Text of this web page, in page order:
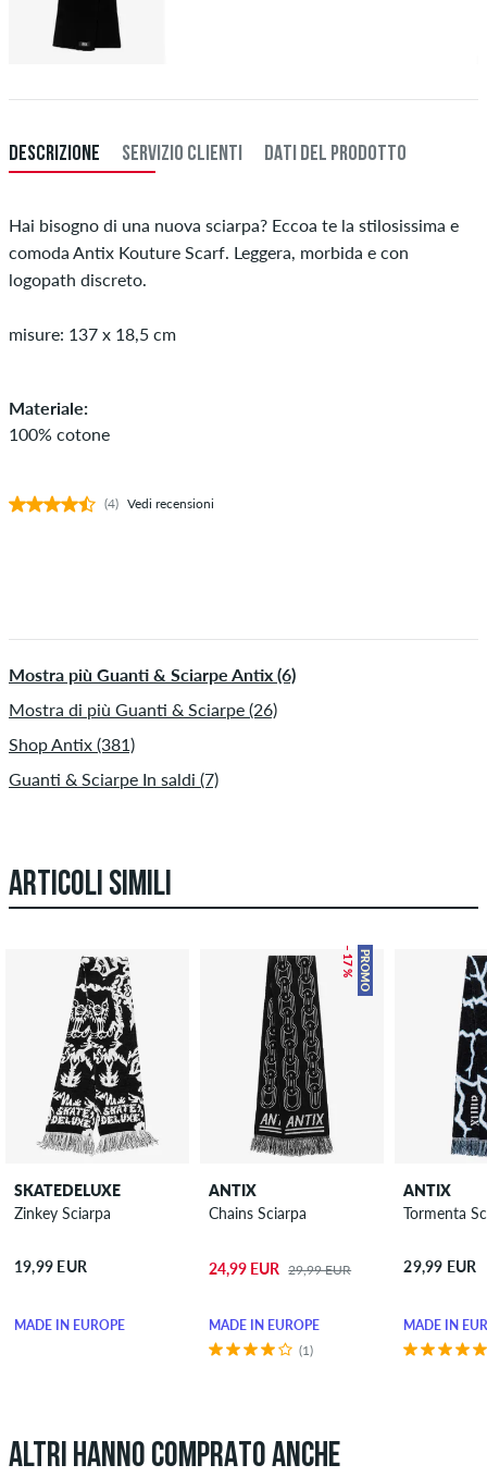
DESCRIZIONE SERVIZIO CLIENTI DATI DEL PRODOTTO
Hai bisogno di una nuova sciarpa? Eccoa te la stilosissima e
comoda Antix Kouture Scarf. Leggera, morbida e con
logopath discreto.
misure: 137 x 18,5 cm
Materiale:
100% cotone
(4) Vedi recensioni
Mostra più Guanti & Sciarpe Antix (6)
Mostra di più Guanti & Sciarpe (26)
Shop Antix (381)
Guanti & Sciarpe In saldi (7)
ARTICOLI SIMILI
SKATEDELUXE
Zinkey Sciarpa
19,99 EUR
MADE IN EUROPE
PROMO
– 17 %
ANTIX
Chains Sciarpa
24,99 EUR 29,99 EUR
MADE IN EUROPE
(1)
ANTIX
Tormenta
29,99 EUR
MADE IN
ALTRI HANNO COMPRATO ANCHE